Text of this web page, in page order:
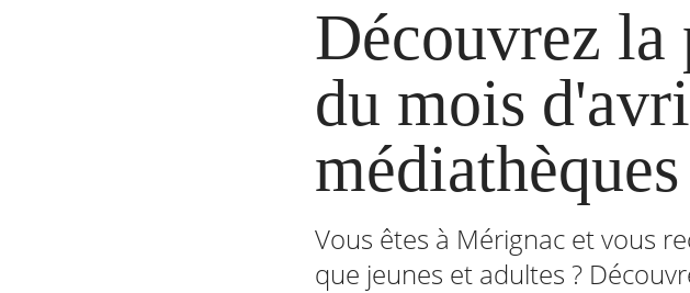
Découvrez la
du mois
Vous êtes à Mérignac et vous
que jeunes et adultes ?